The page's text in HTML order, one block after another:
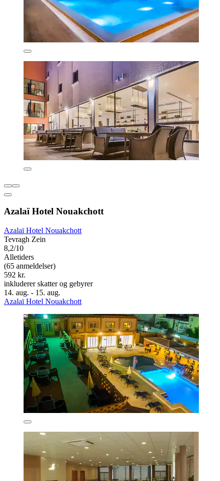
Azalaï Hotel Nouakchott
Azalaï Hotel Nouakchott
Tevragh Zein
8,2/10
Alletiders
(65 anmeldelser)
592 kr.
inkluderer skatter og gebyrer
14. aug. - 15. aug.
Azalaï Hotel Nouakchott